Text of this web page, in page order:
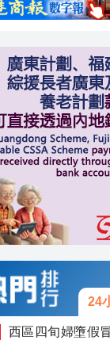
24
西區四旬婦墮假